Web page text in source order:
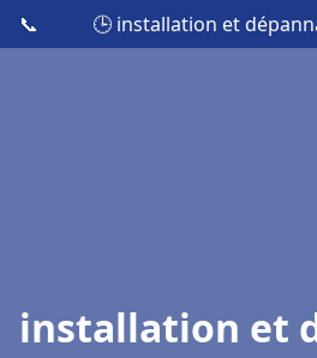
📞 🕒 installation et
installation et